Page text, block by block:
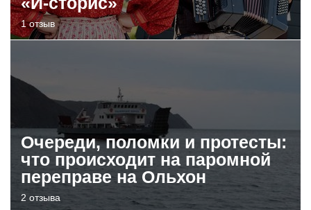
1 отзыв
Очереди, поломки и протесты:
что происходит на паромной
переправе на Ольхон
2 отзыва